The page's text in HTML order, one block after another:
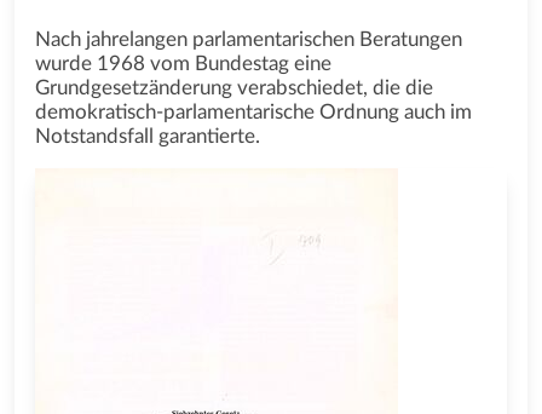
Nach jahrelangen parlamentarischen Beratungen
wurde 1968 vom Bundestag eine
Grundgesetzänderung verabschiedet, die die
demokratisch-parlamentarische Ordnung auch im
Notstandsfall garantierte.